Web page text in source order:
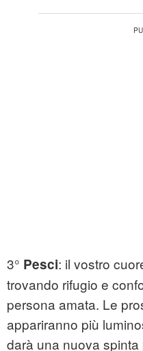
3° Pesci: il vostro
trovando rifugio e
persona amata. Le
appariranno più
darà una nuova